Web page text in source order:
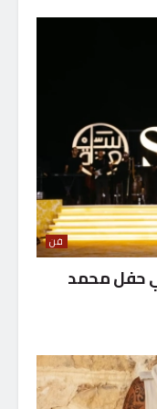
فن
حفل محمد